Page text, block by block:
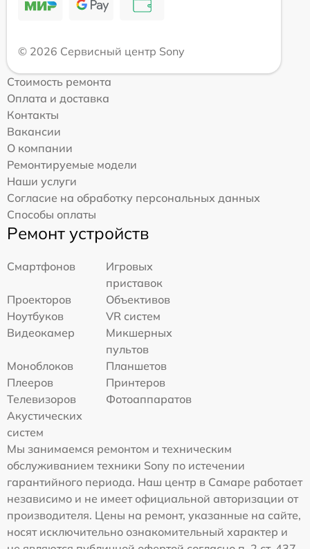
© 2026 Сервисный центр Sony
Стоимость ремонта
Оплата и доставка
Контакты
Вакансии
О компании
Ремонтируемые модели
Наши услуги
Согласие на обработку персональных данных
Способы оплаты
Ремонт устройств
Смартфонов
Игровых
приставок
Проекторов
Объективов
Ноутбуков
VR систем
Видеокамер
Микшерных
пультов
Моноблоков
Планшетов
Плееров
Принтеров
Телевизоров
Фотоаппаратов
Акустических
систем
Мы занимаемся ремонтом и техническим
обслуживанием техники Sony по истечении
гарантийного периода. Наш центр в Самаре работает
независимо и не имеет официальной авторизации от
производителя. Цены на ремонт, указанные на сайте,
носят исключительно ознакомительный характер и